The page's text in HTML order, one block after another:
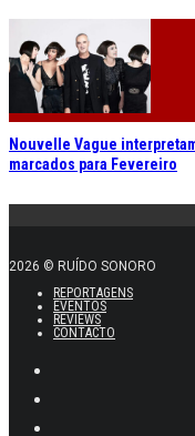
Nouvelle Vague
marcados para Fevereiro
2026 © RUÍDO SONORO
REPORTAGENS
EVENTOS
REVIEWS
CONTACTO